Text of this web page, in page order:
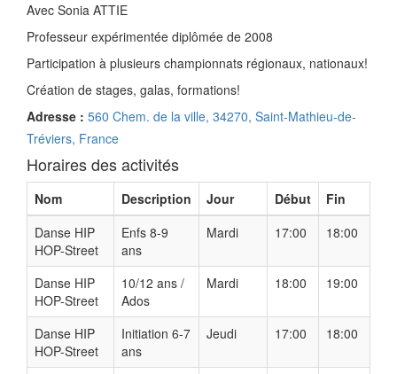
Avec Sonia ATTIE
Professeur expérimentée diplômée de 2008
Participation à plusieurs championnats régionaux, nationaux!
Création de stages, galas, formations!
Adresse : 560 Chem. de la ville, 34270, Saint-Mathieu-de-
Tréviers, France
Horaires des activités
Nom Description Jour Début
Fin
Danse HIP
HOP-Street
Enfs 8-9
ans
Mardi 17:00 18:00
Danse HIP
HOP-Street
10/12 ans /
Ados
Mardi 18:00 19:00
Danse HIP
HOP-Street
Initiation 6-7
ans
Jeudi 17:00 18:00